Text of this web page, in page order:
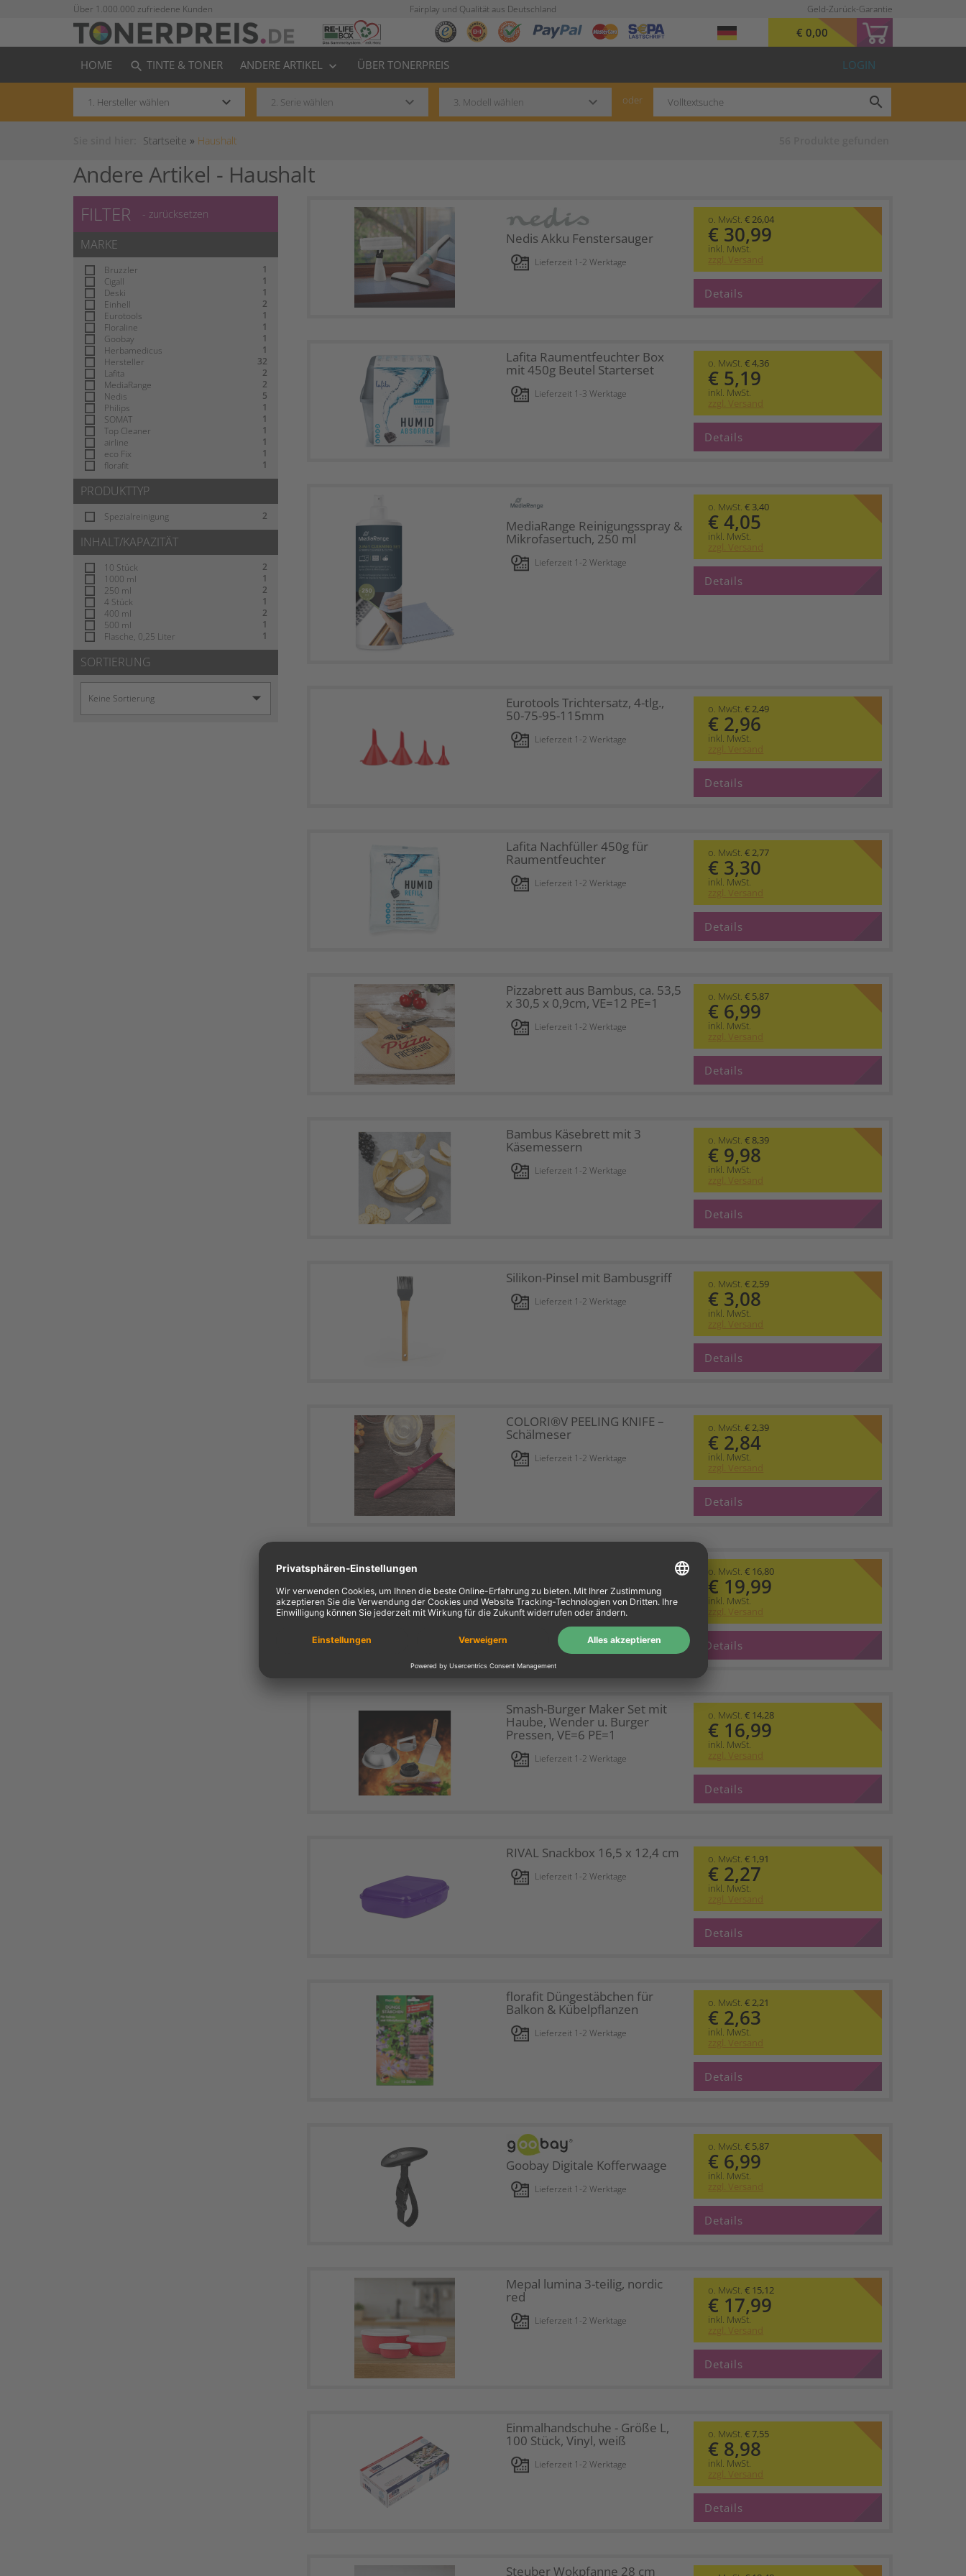
Über 1.000.000 zufriedene Kunden Fairplay und Qualität aus Deutschland Geld-Zurück-Garantie
€ 0,00
HOME search TINTE & TONER ANDERE ARTIKEL keyboard_arrow_down ÜBER TONERPREIS LOGIN
keyboard_arrow_down keyboard_arrow_down keyboard_arrow_down oder search
Startseite » Haushalt
Andere Artikel - Haushalt
FILTER - zurücksetzen
MARKE
Bruzzler
1
Cigall
1
Deski
1
Einhell
2
Eurotools
1
Floraline
1
Goobay
1
Herbamedicus
1
Hersteller
32
Lafita
2
MediaRange
2
Nedis
5
Philips
1
SOMAT
1
Top Cleaner
1
airline
1
eco Fix
1
florafit
1
PRODUKTTYP
Spezialreinigung 2
INHALT/KAPAZITÄT
10 Stück
2
1000 ml
1
250 ml
2
4 Stück
1
400 ml
2
500 ml
1
Flasche, 0,25 Liter
1
SORTIERUNG
Nedis Akku Fenstersauger
Lieferzeit 1-2 Werktage
o. MwSt.€ 26,04
€ 30,99
inkl. MwSt.
zzgl. Versand
Details
Lafita Raumentfeuchter Box
mit 450g Beutel Starterset
Lieferzeit 1-3 Werktage
o. MwSt.€ 4,36
€ 5,19
inkl. MwSt.
zzgl. Versand
Details
MediaRange Reinigungsspray &
Mikrofasertuch, 250 ml
Lieferzeit 1-2 Werktage
o. MwSt.€ 3,40
€ 4,05
inkl. MwSt.
zzgl. Versand
Details
Eurotools Trichtersatz, 4-tlg.,
50-75-95-115mm
Lieferzeit 1-2 Werktage
o. MwSt.€ 2,49
€ 2,96
inkl. MwSt.
zzgl. Versand
Details
Lafita Nachfüller 450g für
Raumentfeuchter
Lieferzeit 1-2 Werktage
o. MwSt.€ 2,77
€ 3,30
inkl. MwSt.
zzgl. Versand
Details
Pizzabrett aus Bambus, ca. 53,5
x 30,5 x 0,9cm, VE=12 PE=1
Lieferzeit 1-2 Werktage
o. MwSt.€ 5,87
€ 6,99
inkl. MwSt.
zzgl. Versand
Details
Bambus Käsebrett mit 3
Käsemessern
Lieferzeit 1-2 Werktage
o. MwSt.€ 8,39
€ 9,98
inkl. MwSt.
zzgl. Versand
Details
Silikon-Pinsel mit Bambusgriff
Lieferzeit 1-2 Werktage
o. MwSt.€ 2,59
€ 3,08
inkl. MwSt.
zzgl. Versand
Details
COLORI®V PEELING KNIFE –
Schälmeser
Lieferzeit 1-2 Werktage
o. MwSt.€ 2,39
€ 2,84
inkl. MwSt.
zzgl. Versand
Details
Luftbefeuchter zur
Raumklimaverbesserung
Lieferzeit 1-2 Werktage
o. MwSt.€ 16,80
€ 19,99
inkl. MwSt.
zzgl. Versand
Details
Smash-Burger Maker Set mit
Haube, Wender u. Burger
Pressen, VE=6 PE=1
Lieferzeit 1-2 Werktage
o. MwSt.€ 14,28
€ 16,99
inkl. MwSt.
zzgl. Versand
Details
RIVAL Snackbox 16,5 x 12,4 cm
Lieferzeit 1-2 Werktage
o. MwSt.€ 1,91
€ 2,27
inkl. MwSt.
zzgl. Versand
Details
florafit Düngestäbchen für
Balkon & Kübelpflanzen
Lieferzeit 1-2 Werktage
o. MwSt.€ 2,21
€ 2,63
inkl. MwSt.
zzgl. Versand
Details
Goobay Digitale Kofferwaage
Lieferzeit 1-2 Werktage
o. MwSt.€ 5,87
€ 6,99
inkl. MwSt.
zzgl. Versand
Details
Mepal lumina 3-teilig, nordic
red
Lieferzeit 1-2 Werktage
o. MwSt.€ 15,12
€ 17,99
inkl. MwSt.
zzgl. Versand
Details
Einmalhandschuhe - Größe L,
100 Stück, Vinyl, weiß
Lieferzeit 1-2 Werktage
o. MwSt.€ 7,55
€ 8,98
inkl. MwSt.
zzgl. Versand
Details
Steuber Wokpfanne 28 cm